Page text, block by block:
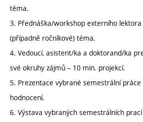
téma.
3. Přednáška/workshop externího
(případně ročníkové) téma.
4. Vedoucí, asistent/ka a doktorand/ka
své okruhy zájmů – 10 min. projekcí.
5. Prezentace vybrané semestrální
hodnocení.
6. Výstava vybraných semestrálních